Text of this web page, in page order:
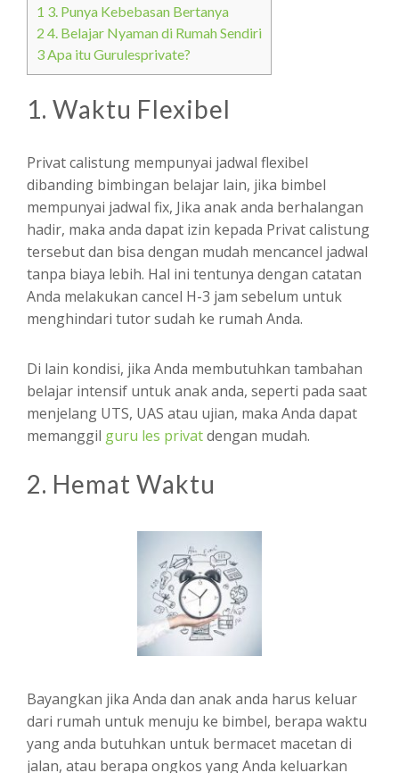
1 3. Punya Kebebasan Bertanya
2 4. Belajar Nyaman di Rumah Sendiri
3Apa itu Gurulesprivate?
1. Waktu Flexibel
Privat calistung mempunyai jadwal flexibel
dibanding bimbingan belajar lain, jika bimbel
mempunyai jadwal fix, Jika anak anda berhalangan
hadir, maka anda dapat izin kepada Privat calistung
tersebut dan bisa dengan mudah mencancel jadwal
tanpa biaya lebih. Hal ini tentunya dengan catatan
Anda melakukan cancel H-3 jam sebelum untuk
menghindari tutor sudah ke rumah Anda.
Di lain kondisi, jika Anda membutuhkan tambahan
belajar intensif untuk anak anda, seperti pada saat
menjelang UTS, UAS atau ujian, maka Anda dapat
memanggil guru les privatdengan mudah.
2. Hemat Waktu
Bayangkan jika Anda dan anak anda harus keluar
dari rumah untuk menuju ke bimbel, berapa waktu
yang anda butuhkan untuk bermacet macetan di
jalan, atau berapa ongkos yang Anda keluarkan